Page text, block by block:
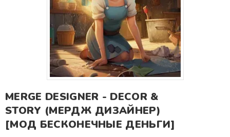
MERGE DESIGNER - DECOR &
STORY (МЕРДЖ ДИЗАЙНЕР)
[МОД БЕСКОНЕЧНЫЕ ДЕНЬГИ]